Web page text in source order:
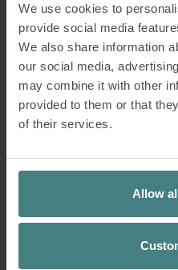
We use cookies to
provide social media
We also share information
our social media,
may combine it with other
provided to them or that
of their services.
Allow
informations et traite les
Les personnes
atteintes d’autisme ou de
particulièrement
tels que la lumière, les
C’est précisément là que
inclusif entre en jeu : il
des espaces clairement
work, des séparations